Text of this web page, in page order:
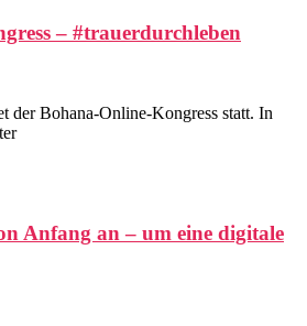
– #trauerdurchleben
der Bohana-Online-Kongress statt. In
Anfang an – um eine digitale